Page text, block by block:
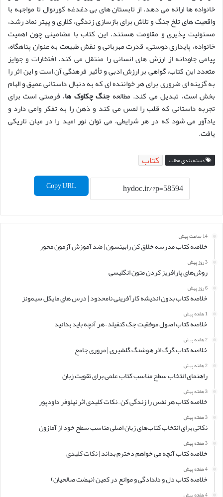
خانواده ها ارائه می دهد. از تابستان های بی دغدغه کورنوال تا مواجهه با
واقعیت های تلخ جنگ و تلاش برای بازسازی زندگی، کلاری و پیتر نماد رشد،
مسئولیت پذیری و مقاومت هستند. این کتاب با مضامینی چون اهمیت
خانواده، پایداری دوستی، قدرت مهربانی و نقش طبیعت به عنوان پناهگاه،
پیامی جاودانه از ارزش های انسانی را منتقل می کند. افتخارات و جوایز
متعدد این کتاب، گواهی بر ارزش ادبی و تأثیر فرهنگی آن است و این اثر را
به گزینه ای ضروری برای هر خواننده ای که به دنبال داستانی عمیق و الهام
بخش است، تبدیل می کند. مطالعهجنگ چکاوک ها، فرصتی است برای
تجربه داستانی که قلب را لمس می کند و ذهن را به تفکر وامی دارد و
یادآور می شود که در هر شرایطی، می توان نور امید را در میان تاریکی
یافت.
دسته بندی مطلب کتاب
Copy URL
14 ساعت پیش
خلاصه کتاب مدرسه خلاق کن رابینسون | ضد آموزش آزمون محور
3 روز پیش
روش‌های پارافریز کردن متون انگلیسی
6 روز پیش
خلاصه کتاب بدون اندیشه کارآفرینی نامحدود | درس های مایکل سیمونز
1 هفته پیش
خلاصه کتاب اصول موفقیت جک کنفیلد – هر آنچه باید بدانید
2 هفته پیش
خلاصه کتاب گرگ اثر هوشنگ گلشیری | مروری جامع
2 هفته پیش
راهنمای انتخاب سطح مناسب کتاب علمی برای تقویت زبان
3 هفته پیش
خلاصه کتاب هر نفس را زندگی کن – نکات کلیدی اثر نیلوفر داودپور
3 هفته پیش
نکاتی برای انتخاب کتاب‌های زبان اصلی مناسب سطح خود از آمازون
3 هفته پیش
خلاصه کتاب آنچه می خواهم دخترم بداند | نکات کلیدی
4 هفته پیش
خلاصه کتاب دل و دلدادگی و موانع در کمین (نهضت صالحیان)
4 هفته پیش